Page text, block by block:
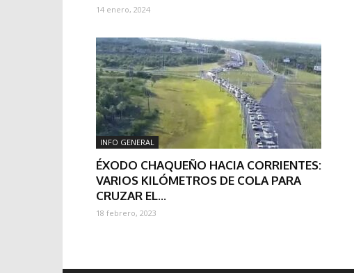
14 enero, 2024
INFO GENERAL
ÉXODO CHAQUEÑO HACIA CORRIENTES:
VARIOS KILÓMETROS DE COLA PARA
CRUZAR EL...
18 febrero, 2023